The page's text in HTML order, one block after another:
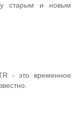
старым и новым
- это временное